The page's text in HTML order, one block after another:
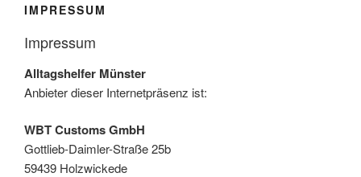
IMPRESSUM
Impressum
Alltagshelfer Münster
Anbieter dieser Internetpräsenz ist:
WBT Customs GmbH
Gottlieb-Daimler-Straße 25b
59439 Holzwickede